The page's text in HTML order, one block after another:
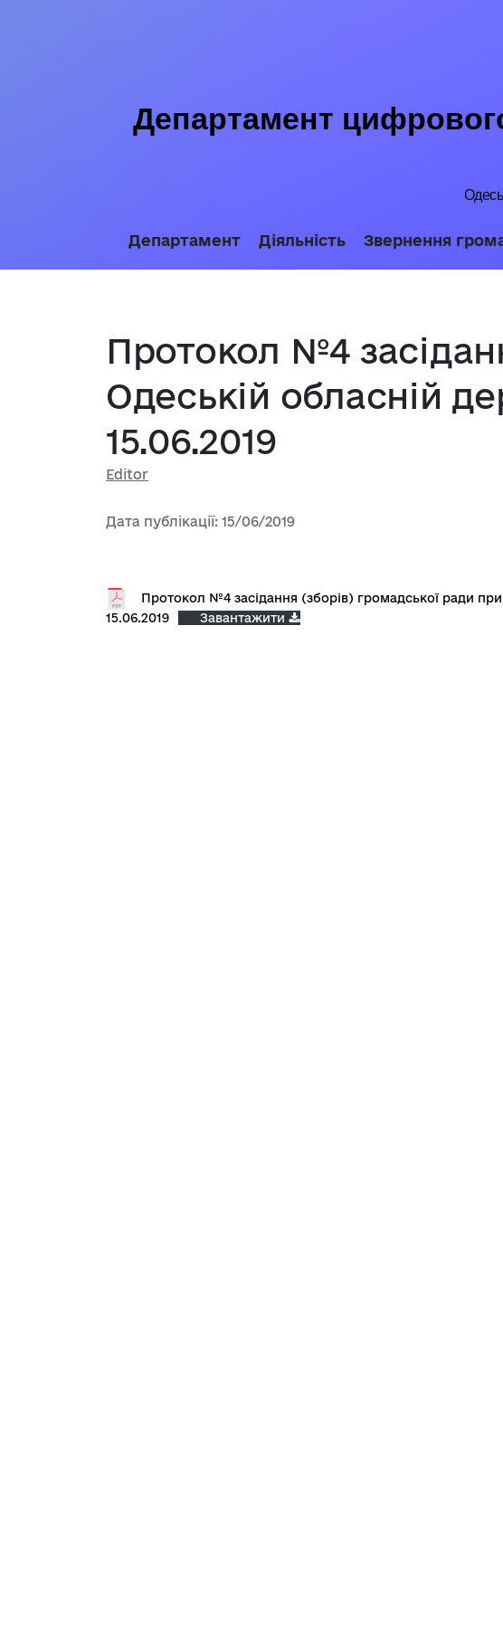
Департамент
Департамент Діяльність Звернення
Протокол №4
Одеській обласній
15.06.2019
Editor
Дата публікації: 15/06/2019
Протокол №4 засідання (зборів) громадської ради при
15.06.2019
Завантажити